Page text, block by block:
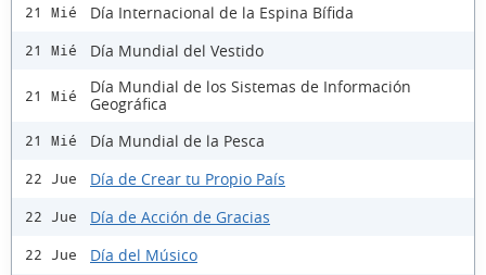
21 Mié Día Internacional de la Espina Bífida
21 Mié Día Mundial del Vestido
21 Mié
Día Mundial de los Sistemas de Información
Geográfica
21 Mié Día Mundial de la Pesca
22 Jue Día de Crear tu Propio País
22 Jue Día de Acción de Gracias
22 Jue Día del Músico